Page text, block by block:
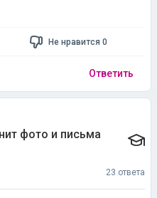
Не нравится 0
Ответить
фото и письма
23 ответа